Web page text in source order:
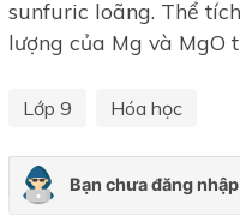
sunfuric loãng. Thể
lượng của Mg và MgO
Lớp 9 Hóa học